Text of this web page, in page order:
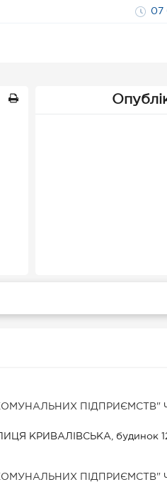
07
ПІДПРИЄМСТВ"
КРИВАЛІВСЬКА, будинок
ПІДПРИЄМСТВ"